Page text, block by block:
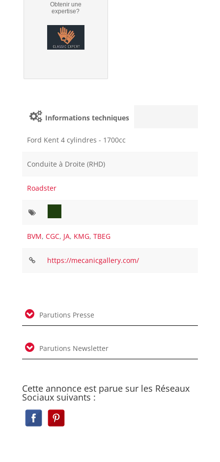
Obtenir une
expertise?
Informations techniques
Ford Kent 4 cylindres - 1700cc
Conduite à Droite (RHD)
Roadster
BVM,CGC, JA, KMG,TBEG
https://mecanicgallery.com/
Parutions Presse
Parutions Newsletter
Cette annonce est parue sur les Réseaux
Sociaux suivants :